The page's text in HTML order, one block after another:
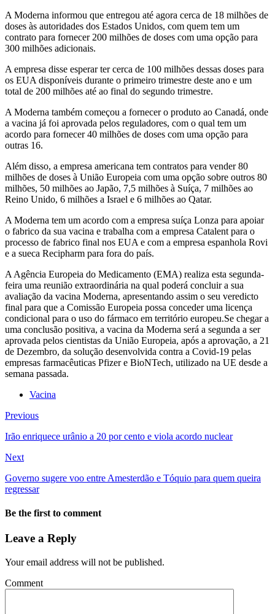
A Moderna informou que entregou até agora cerca de 18 milhões de
doses às autoridades dos Estados Unidos, com quem tem um
contrato para fornecer 200 milhões de doses com uma opção para
300 milhões adicionais.
A empresa disse esperar ter cerca de 100 milhões dessas doses para
os EUA disponíveis durante o primeiro trimestre deste ano e um
total de 200 milhões até ao final do segundo trimestre.
A Moderna também começou a fornecer o produto ao Canadá, onde
a vacina já foi aprovada pelos reguladores, com o qual tem um
acordo para fornecer 40 milhões de doses com uma opção para
outras 16.
Além disso, a empresa americana tem contratos para vender 80
milhões de doses à União Europeia com uma opção sobre outros 80
milhões, 50 milhões ao Japão, 7,5 milhões à Suíça, 7 milhões ao
Reino Unido, 6 milhões a Israel e 6 milhões ao Qatar.
A Moderna tem um acordo com a empresa suíça Lonza para apoiar
o fabrico da sua vacina e trabalha com a empresa Catalent para o
processo de fabrico final nos EUA e com a empresa espanhola Rovi
e a sueca Recipharm para fora do país.
A Agência Europeia do Medicamento (EMA) realiza esta segunda-
feira uma reunião extraordinária na qual poderá concluir a sua
avaliação da vacina Moderna, apresentando assim o seu veredicto
final para que a Comissão Europeia possa conceder uma licença
condicional para o uso do fármaco em território europeu.Se chegar a
uma conclusão positiva, a vacina da Moderna será a segunda a ser
aprovada pelos cientistas da União Europeia, após a aprovação, a 21
de Dezembro, da solução desenvolvida contra a Covid-19 pelas
empresas farmacêuticas Pfizer e BioNTech, utilizado na UE desde a
semana passada.
Vacina
Previous
Irão enriquece urânio a 20 por cento e viola acordo nuclear
Next
Governo sugere voo entre Amesterdão e Tóquio para quem queira
regressar
Be the first to comment
Leave a Reply
Your email address will not be published.
Comment